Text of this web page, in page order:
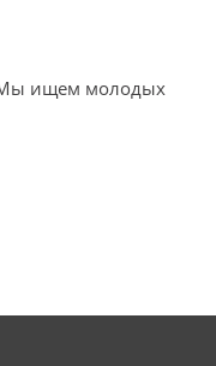
Мы ищем молодых